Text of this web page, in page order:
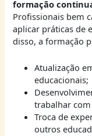
formação
Profissionais bem
aplicar práticas de
disso, a formação
Atualização
educacionais;
trabalhar com
Troca de
outros